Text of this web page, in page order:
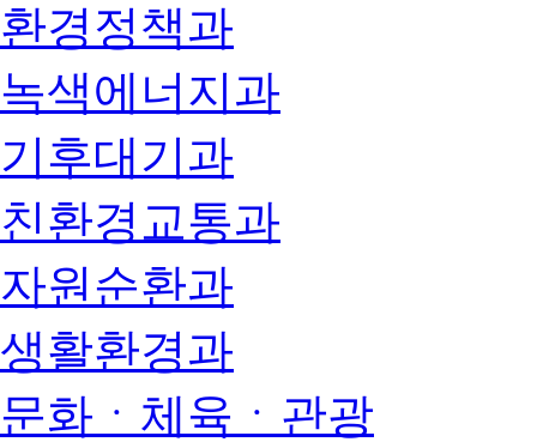
환경정책과
녹색에너지과
기후대기과
친환경교통과
자원순환과
생활환경과
문화ㆍ체육ㆍ관광